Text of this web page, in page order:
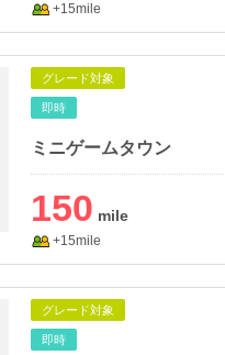
+15mile
グレード対象
即時
ミニゲームタウン
150
+15mile
グレード対象
即時